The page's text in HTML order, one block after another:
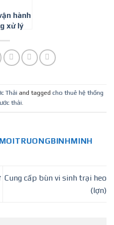
hành
xử lý
Thải and tagged cho thuê hệ thống
thải.
Cung cấp bùn vi sinh trại heo
(lợn)